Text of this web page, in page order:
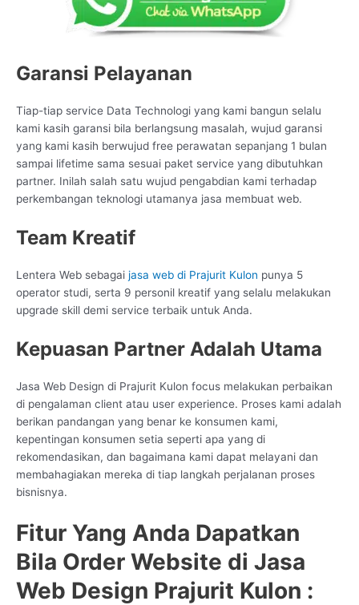
Garansi Pelayanan
Tiap-tiap service Data Technologi yang kami bangun selalu
kami kasih garansi bila berlangsung masalah, wujud garansi
yang kami kasih berwujud free perawatan sepanjang 1 bulan
sampai lifetime sama sesuai paket service yang dibutuhkan
partner. Inilah salah satu wujud pengabdian kami terhadap
perkembangan teknologi utamanya jasa membuat web.
Team Kreatif
Lentera Web sebagai jasa web di Prajurit Kulon punya 5
operator studi, serta 9 personil kreatif yang selalu melakukan
upgrade skill demi service terbaik untuk Anda.
Kepuasan Partner Adalah Utama
Jasa Web Design di Prajurit Kulon focus melakukan perbaikan
di pengalaman client atau user experience. Proses kami adalah
berikan pandangan yang benar ke konsumen kami,
kepentingan konsumen setia seperti apa yang di
rekomendasikan, dan bagaimana kami dapat melayani dan
membahagiakan mereka di tiap langkah perjalanan proses
bisnisnya.
Fitur Yang Anda Dapatkan
Bila Order Website di Jasa
Web Design Prajurit Kulon :